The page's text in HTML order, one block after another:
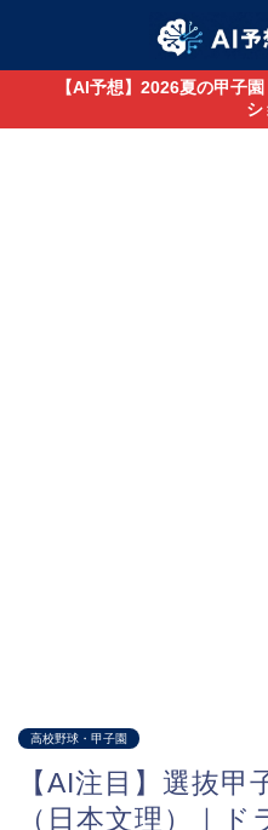
【AI予想】2026夏の甲子
シ
高校野球・甲子園
【AI注目】選抜
（日本文理）｜